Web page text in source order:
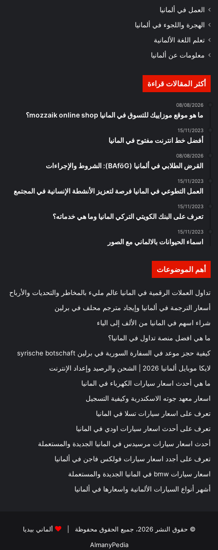
العمل في ألمانيا
الهجرة واللجوء في ألمانيا
تعلم اللغة الألمانية
معلومات عن ألمانيا
أكثر المقالات قراءة
08/08/2026
ما هو موقع موزاييك للتسوق في المانيا mozzaik online shop؟
15/11/2023
أفضل خط انترنت مفتوح في المانيا
08/08/2026
القرض الطلابي في ألمانيا (BAföG): الشروط والإجراءات
15/11/2023
العمل التطوعي في المانيا فرصة لتعزيز الأنشطة الإنسانية في المجتمع
15/11/2023
تعرف على البنك الكويتي التركي المانيا وما هي خدماته؟
15/11/2023
اسماء الحيوانات بالالماني مع الصور
أهم الموضوعات
تداول العملات الرقمية في المانيا عالم مليء بالمخاطر والتحديات والأرباح
أسعار الترجمة في ألمانيا وإيجاد مترجم محلف في برلين
شراء اسهم في المانيا من الألف إلى الياء
ما هي افضل منصة تداول في المانيا؟
كيفية حجز موعد في السفارة السورية في برلين syrische botschaft
لايكا موبايل ألمانيا 2026 | الشحن والرصيد وإعداد الإنترنت
ما هي أحدث اسعار سيارات الكهرباء في المانيا
اسعار معهد جوته الاسكندرية وكيفية التسجيل
تعرف على اسعار سيارات تسلا في المانيا
تعرف على أحدث اسعار سيارات اودي في المانيا
أحدث اسعار سيارات مرسيدس في المانيا الجديدة والمستعملة
تعرف على أجدد اسعار سيارات فولكس فاجن في ألمانيا
اسعار سيارات bmw في المانيا الجديدة والمستعملة
أشهر أنواع السيارات الألمانية واسعارها في ألمانيا
© حقوق النشر 2026، جميع الحقوق محفوظة |
ألماني بيديا
AlmanyPedia